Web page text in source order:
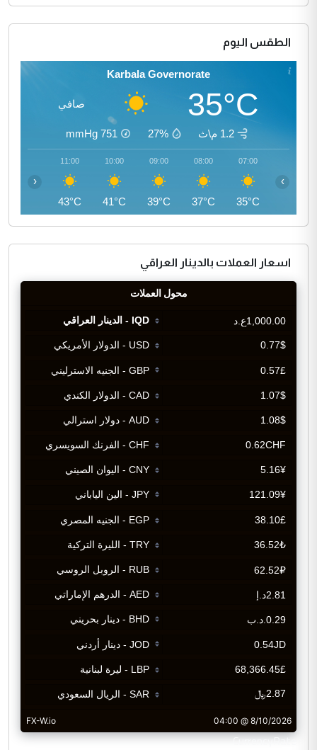
الطقس اليوم
Karbala Governorate
35°C صافي
1.2 م\ث 27%
751
mmHg
07:00
35°C
08:00
37°C
09:00
39°C
10:00
41°C
11:00
43°C
‹ ›
اسعار العملات بالدينار العراقي
CurrencyRate